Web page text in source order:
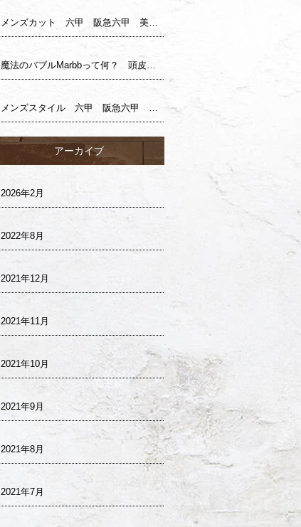
メンズカット 六甲 阪急六甲 美容室 サロンドロイ
魔法のバブルMarbbって何？ 頭皮ケア 阪急六甲 六甲 美容室 ヘアサロン サロンドロイ
メンズスタイル 六甲 阪急六甲 美容室 サロンドロイ
アーカイブ
2026年2月
2022年8月
2021年12月
2021年11月
2021年10月
2021年9月
2021年8月
2021年7月